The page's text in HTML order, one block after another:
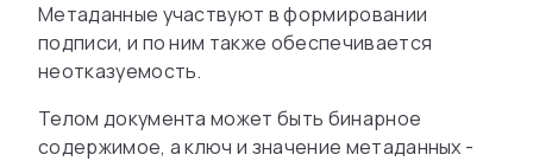
Метаданные участвуют в формировании
подписи, и по ним также обеспечивается
неотказуемость.
Телом документа может быть бинарное
содержимое, а ключ и значение метаданных -